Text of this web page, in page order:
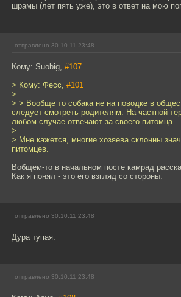
шрамы (лет пять уже), это в ответ на мою
отправлено 30.10.11 23:48
Кому: Suobig, #107
> Кому: Фесс, #101
>
> > Вообще то собака не на поводке в
следует смотреть родителям. На частной
любом случае отвечают за своего питомца.
>
> Мне кажется, многие хозяева склонны
питомцев.
Вобщем-то в начальном посте камрад
Как я понял - это его взгляд со стороны.
отправлено 30.10.11 23:48
Дура тупая.
отправлено 30.10.11 23:48